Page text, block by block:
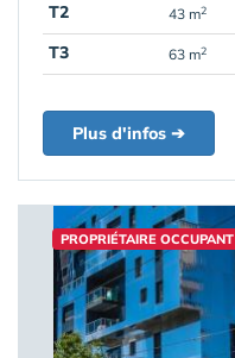
T2 43 m2
T3
63 m2
Plus d'infos ➔
PROPRIÉTAIRE OCCUPANT